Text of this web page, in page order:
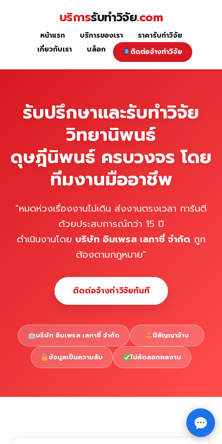
หน้าแรก
Copyright © 2026 รับทำวิจัย รับทำวิทยานิพนธ์ รับทำ⇧
บริการรับทำวิจัย.com
หน้าแรก บริการของเรา
ราคารับทำวิจัย
เกี่ยวกับเรา
บล็อก ติดต่อจ้างทำวิจัย
รับปรึกษาและรับทำวิจัย
วิทยานิพนธ์
ดุษฎีนิพนธ์ ครบวงจร โดย
ทีมงานมืออาชีพ
"หมดห่วงเรื่องงานไม่เดิน ส่งงานตรงเวลา การันตี
ด้วยประสบการณ์กว่า 15 ปี
ดำเนินงานโดย บริษัท อิมเพรส เลกาซี่ จำกัด ถูก
ต้องตามกฎหมาย"
ติดต่อจ้างทำวิจัยทันที
บริษัท อิมเพรส เลกาซี่ จำกัด มีสัญญาจ้าง
ข้อมูลเป็นความลับ ไม่คัดลอกผลงาน